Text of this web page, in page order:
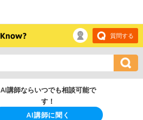
質問する
AI講師ならいつでも相談可能で
す！
AI講師に聞く